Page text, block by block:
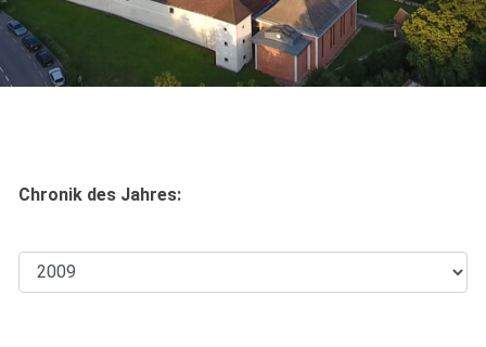
Chronik des Jahres: